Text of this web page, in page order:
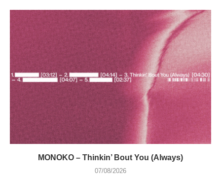
MONOKO – Thinkin’ Bout You (Always)
07/08/2026